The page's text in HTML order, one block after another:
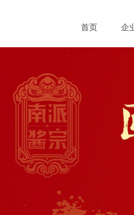
首页 企